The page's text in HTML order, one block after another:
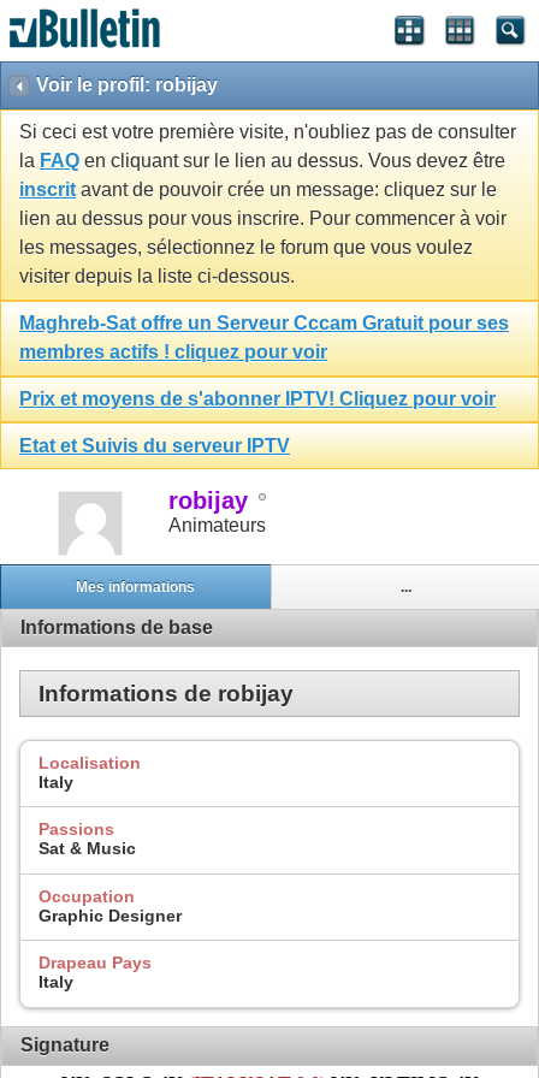
Voir le profil: robijay
Si ceci est votre première visite, n'oubliez pas de consulter
la FAQ en cliquant sur le lien au dessus. Vous devez être
inscrit avant de pouvoir crée un message: cliquez sur le
lien au dessus pour vous inscrire. Pour commencer à voir
les messages, sélectionnez le forum que vous voulez
visiter depuis la liste ci-dessous.
Maghreb-Sat offre un Serveur Cccam Gratuit pour ses
membres actifs ! cliquez pour voir
Prix et moyens de s'abonner IPTV! Cliquez pour voir
Etat et Suivis du serveur IPTV
robijay
Animateurs
Mes informations ...
Informations de base
Informations de robijay
Localisation
Italy
Passions
Sat & Music
Occupation
Graphic Designer
Drapeau Pays
Italy
Signature